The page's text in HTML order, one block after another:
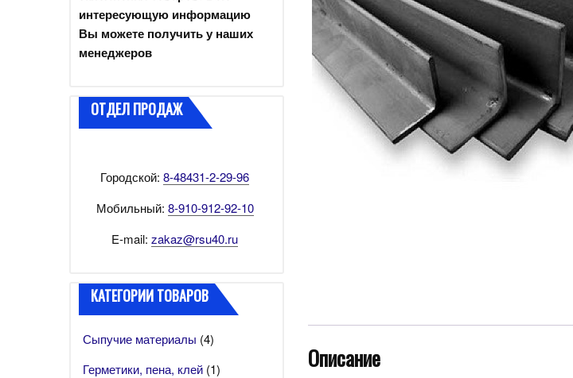
интересующую информацию
Вы можете получить у наших
менеджеров
ОТДЕЛ ПРОДАЖ
Городской: 8-48431-2-29-96
Мобильный: 8-910-912-92-10
E-mail: zakaz@rsu40.ru
КАТЕГОРИИ ТОВАРОВ
Сыпучие материалы (4)
Герметики, пена, клей (1)
Описание